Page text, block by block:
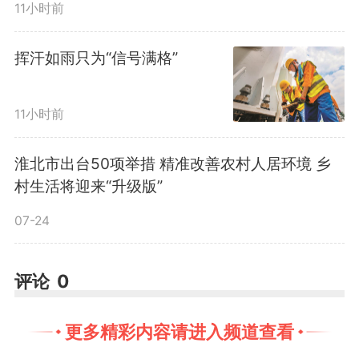
杆子石500吨，原本坑洼泥泞的道
路焕然一新。如今，宽敞平整的道
路直通温室大棚，极大改善了农产
品运输条件，降低了村民的生产成
本，也为温室产业发展注入了新动
力。
此次道路修缮工作，是洪庄村
践行“我为群众办实事”的生动实
11小时前
挥汗如雨只为“信号满格”
11小时前
淮北市出台50项举措 精准改善农村人居环境 乡
村生活将迎来“升级版”
07-24
评论 0
更多精彩内容请进入频道查看